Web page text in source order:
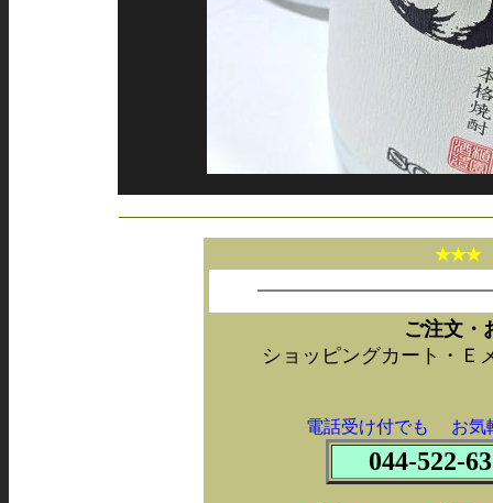
ご注文・
ショッピングカート・Ｅ
電話受け付でも お気
044-522-